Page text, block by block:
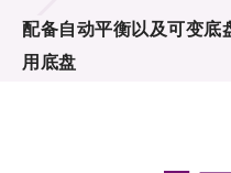
合作计划
配备自动平衡以及可变底
用底盘